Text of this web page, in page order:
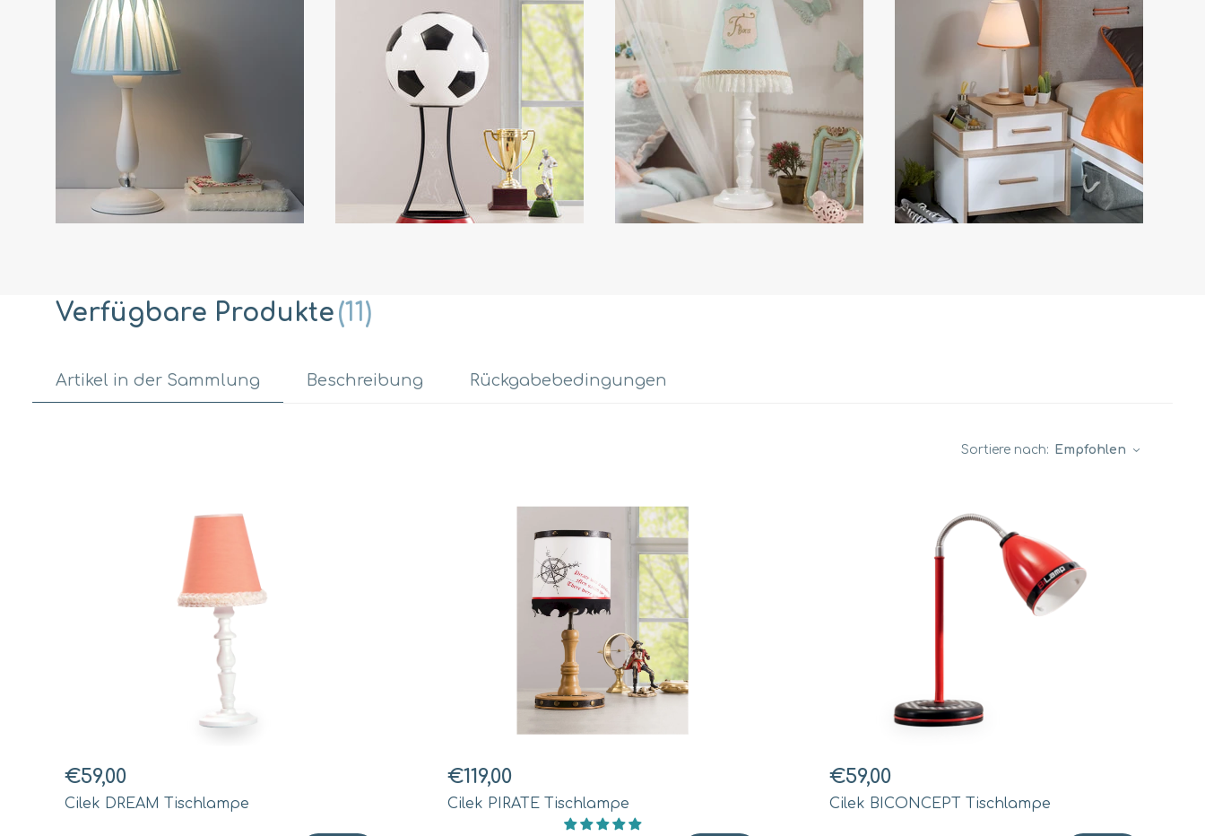
Verfügbare Produkte(11)
Artikel in der Sammlung
Sortiere nach: Empfohlen
€59,00
Cilek DREAM Tischlampe
€119,00
Cilek PIRATE Tischlampe
€59,00
Cilek BICONCEPT Tischlampe
Beschreibung Rückgabebedingungen